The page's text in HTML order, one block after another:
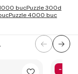
bucPuzzle 300d
Puzzle 4000 buc
-44%